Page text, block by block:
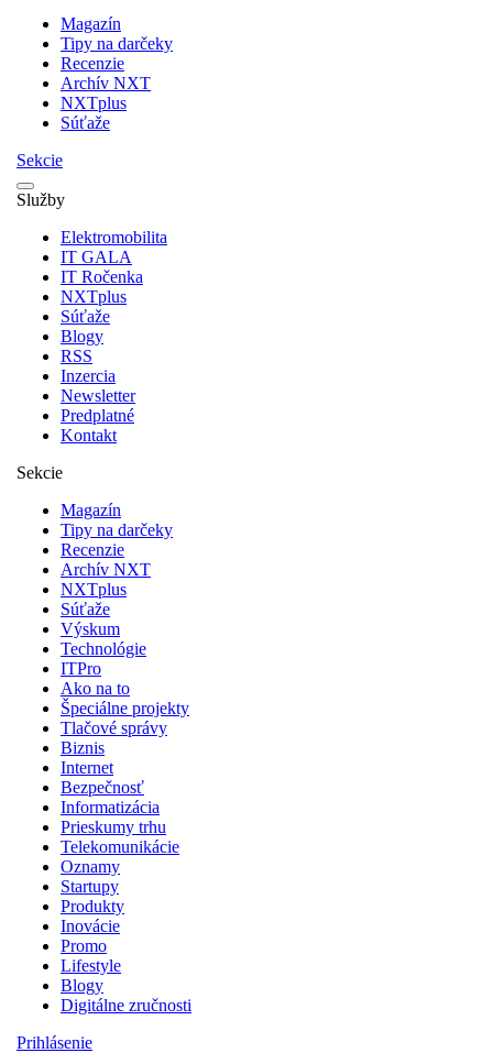
Magazín
Tipy na darčeky
Recenzie
Archív NXT
NXTplus
Súťaže
Sekcie
Služby
Elektromobilita
IT GALA
IT Ročenka
NXTplus
Súťaže
Blogy
RSS
Inzercia
Newsletter
Predplatné
Kontakt
Sekcie
Magazín
Tipy na darčeky
Recenzie
Archív NXT
NXTplus
Súťaže
Výskum
Technológie
ITPro
Ako na to
Špeciálne projekty
Tlačové správy
Biznis
Internet
Bezpečnosť
Informatizácia
Prieskumy trhu
Telekomunikácie
Oznamy
Startupy
Produkty
Inovácie
Promo
Lifestyle
Blogy
Digitálne zručnosti
Prihlásenie